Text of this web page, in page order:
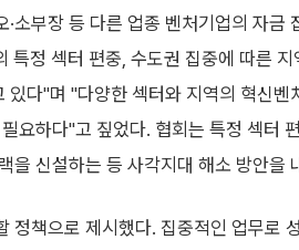
·소부장 등 다른 업종 벤처기업의 자
특정 섹터 편중, 수도권 집중에 따른
있다"며 "다양한 섹터와 지역의 혁신
요하다"고 짚었다. 협회는 특정 섹터
을 신설하는 등 사각지대 해소 방안을
정책으로 제시했다. 집중적인 업무로